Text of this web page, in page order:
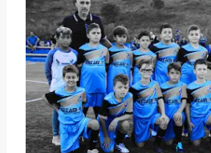
n
t
e
r
C
A
N
C
E
L
A